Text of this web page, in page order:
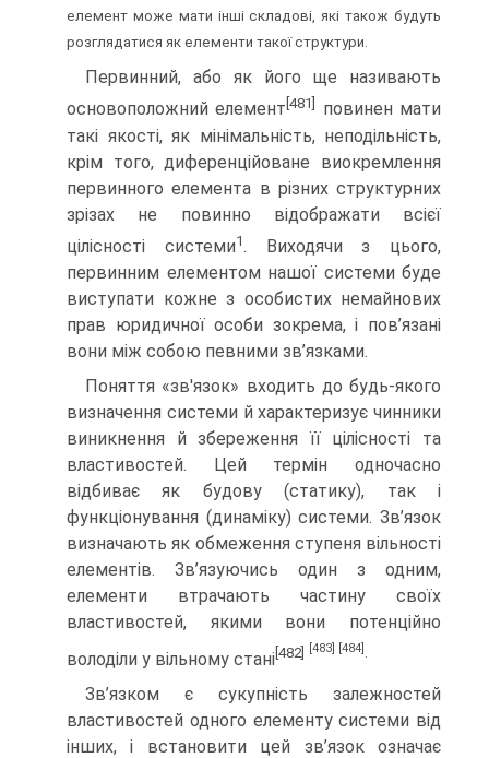
елемент може мати інші складові, які також будуть
розглядатися як елементи такої структури.
Первинний, або як його ще називають
основоположний елемент[481]
повинен мати
такі якості, як мінімальність, неподільність,
крім того, диференційоване виокремлення
первинного елемента в різних структурних
зрізах не повинно відображати всієї
цілісності системи1. Виходячи з цього,
первинним елементом нашої системи буде
виступати кожне з особистих немайнових
прав юридичної особи зокрема, і пов’язані
вони між собою певними зв’язками.
Поняття «зв'язок» входить до будь-якого
визначення системи й характеризує чинники
виникнення й збереження її цілісності та
властивостей. Цей термін одночасно
відбиває як будову (статику), так і
функціонування (динаміку) системи. Зв’язок
визначають як обмеження ступеня вільності
елементів. Зв’язуючись один з одним,
елементи втрачають частину своїх
властивостей, якими вони потенційно
володіли у вільному стані [482] [483] [484] .
Зв’язком є сукупність залежностей
властивостей одного елементу системи від
інших, і встановити цей зв’язок означає